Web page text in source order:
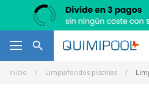

Inicio Limpiafondos piscinas